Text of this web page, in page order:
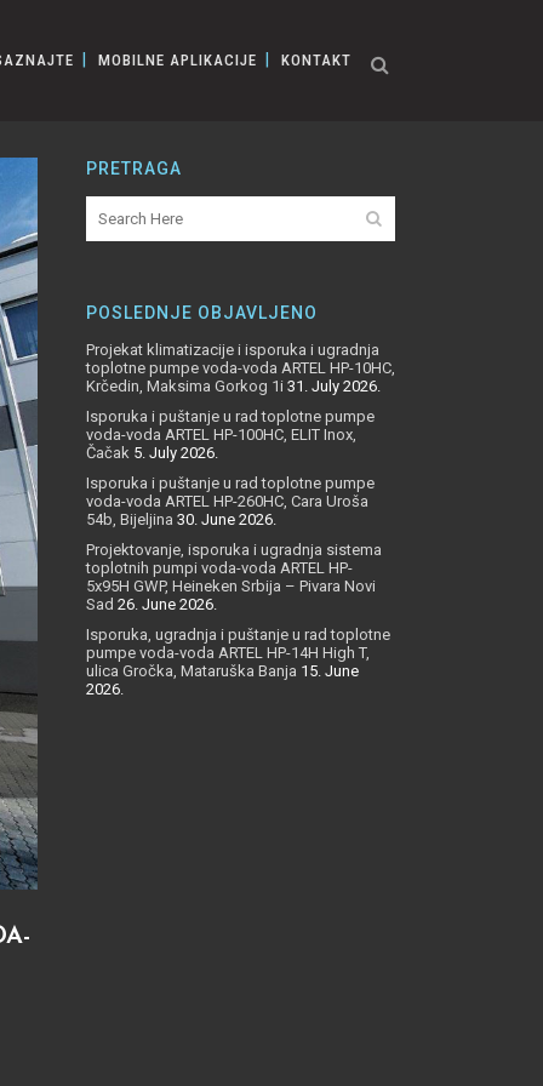
MOBILNE APLIKACIJE KONTAKT
PRETRAGA
POSLEDNJE OBJAVLJENO
Projekat klimatizacije i isporuka i ugradnja
toplotne pumpe voda-voda ARTEL HP-10HC,
Krčedin, Maksima Gorkog 1i 31. July 2026.
Isporuka i puštanje u rad toplotne pumpe
voda-voda ARTEL HP-100HC, ELIT Inox,
Čačak 5. July 2026.
Isporuka i puštanje u rad toplotne pumpe
voda-voda ARTEL HP-260HC, Cara Uroša
54b, Bijeljina 30. June 2026.
Projektovanje, isporuka i ugradnja sistema
toplotnih pumpi voda-voda ARTEL HP-
5x95H GWP, Heineken Srbija – Pivara Novi
Sad 26. June 2026.
Isporuka, ugradnja i puštanje u rad toplotne
pumpe voda-voda ARTEL HP-14H High T,
ulica Gročka, Mataruška Banja 15. June
2026.